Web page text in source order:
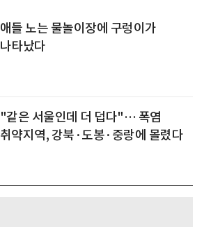
애들 노는 물놀이장에 구렁이가
나타났다
"같은 서울인데 더 덥다"… 폭염
취약지역, 강북·도봉·중랑에 몰렸다